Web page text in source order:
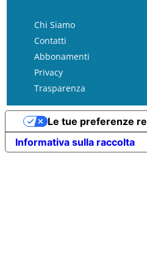
Chi Siamo
Contatti
Abbonamenti
Privacy
Trasparenza
Informativa sulla raccolta
Le tue preferenze